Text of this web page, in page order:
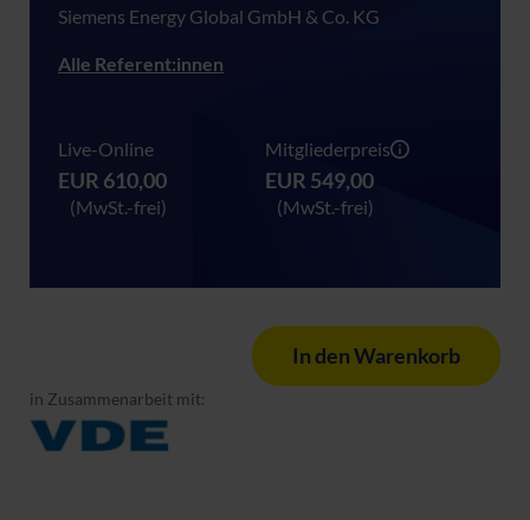
Siemens Energy Global GmbH & Co. KG
Alle Referent:innen
Live-Online
EUR 610,00
(MwSt.-frei)
Mitgliederpreis
EUR 549,00
(MwSt.-frei)
In den Warenkorb
in Zusammenarbeit mit: